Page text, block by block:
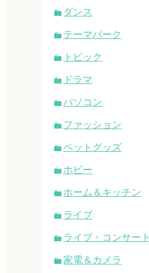
ダンス
テーマパーク
トピック
ドラマ
パソコン
ファッション
ペットグッズ
ホビー
ホーム＆キッチン
ライブ
ライブ・コンサート
家電＆カメラ